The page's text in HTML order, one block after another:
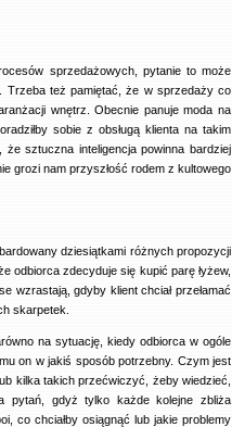
sprzedażowych, pytanie to może
Trzeba też pamiętać, że w sprzedaży co
wnętrz. Obecnie panuje moda na
sobie z obsługą klienta na takim
sztuczna inteligencja powinna bardziej
grozi nam przyszłość rodem z kultowego
dziesiątkami różnych propozycji
odbiorca zdecyduje się kupić parę łyżew,
wzrastają, gdyby klient chciał przełamać
skarpetek.
na sytuację, kiedy odbiorca w ogóle
on w jakiś sposób potrzebny. Czym jest
kilka takich przećwiczyć, żeby wiedzieć,
pytań, gdyż tylko każde kolejne zbliża
co chciałby osiągnąć lub jakie problemy